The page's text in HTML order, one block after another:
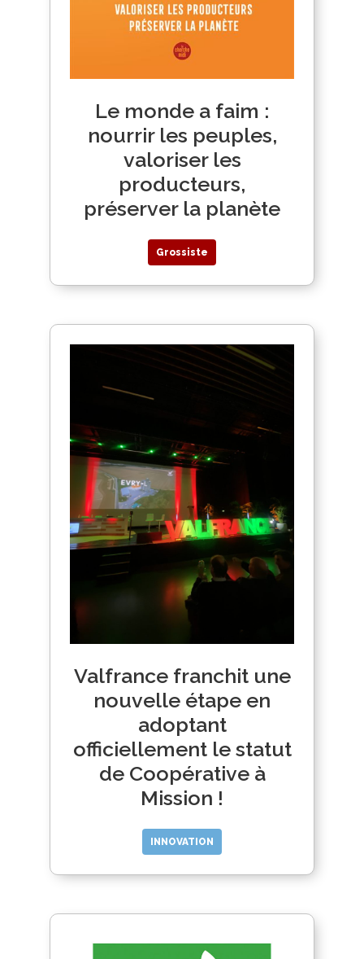
Le monde a faim :
nourrir les peuples,
valoriser les
producteurs,
préserver la planète
Grossiste
Valfrance franchit une
nouvelle étape en
adoptant
officiellement le statut
de Coopérative à
Mission !
INNOVATION